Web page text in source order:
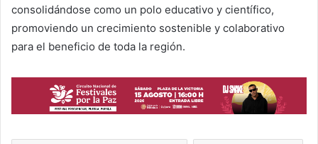
consolidándose como un polo educativo y científico,
promoviendo un crecimiento sostenible y colaborativo
para el beneficio de toda la región.